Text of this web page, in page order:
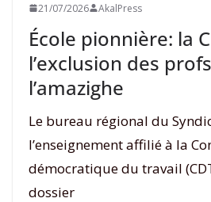
21/07/2026 AkalPress
École pionnière: la
l’exclusion des
l’amazighe
Le bureau régional du
l’enseignement affilié à la
démocratique du travail
dossier